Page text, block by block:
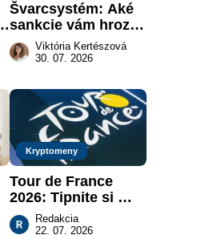
Švarcsystém: Aké
sankcie vám hrozia
a prečo nestačí
zaplatiť pokutu?
Viktória Kertészová
30. 07. 2026
Kryptomeny
Tour de France
2026: Tipnite si
pódium etapy a
získajte podiel z 2
Redakcia
22. 07. 2026